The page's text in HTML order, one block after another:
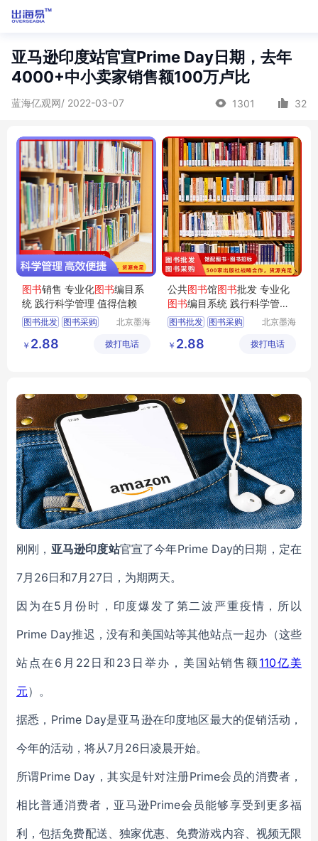
亚马逊印度站官宣Prime Day日期，去年
4000+中小卖家销售额100万卢比
蓝海亿观网/ 2022-03-07 1301 32
图书销售 专业化图书编目系
统 践行科学管理 值得信赖
图书批发 图书采购
图书
北京墨海
有限公司
￥ 2.88 拨打电话
公共图书馆图书批发 专业化
图书编目系统 践行科学管理
值得信赖
图书批发 图书采购
图书
北京墨海
有限公司
￥ 2.88 拨打电话
刚刚， 亚马逊印度站官宣了今年Prime Day的日期，定在
7月26日和7月27日，为期两天。
因为在5月份时，印度爆发了第二波严重疫情，所以
Prime Day推迟，没有和美国站等其他站点一起办（这些
站点在6月22日和23日举办，美国站销售额110亿美
元）。
据悉，Prime Day是亚马逊在印度地区最大的促销活动，
今年的活动，将从7月26日凌晨开始。
所谓Prime Day，其实是针对注册Prime会员的消费者，
相比普通消费者，亚马逊Prime会员能够享受到更多福
利，包括免费配送、独家优惠、免费游戏内容、视频无限